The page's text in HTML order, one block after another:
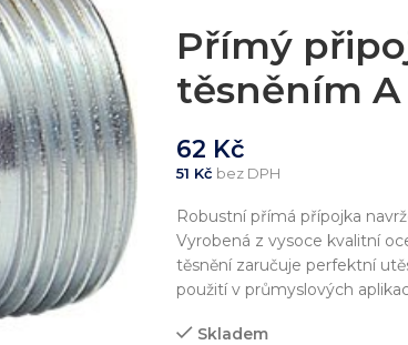
Přímý
těsněním A
62 Kč
51 Kč bez DPH
Robustní přímá přípojka
Vyrobená z vysoce kvalitní
těsnění zaručuje perfektní
použití v průmyslových
Skladem